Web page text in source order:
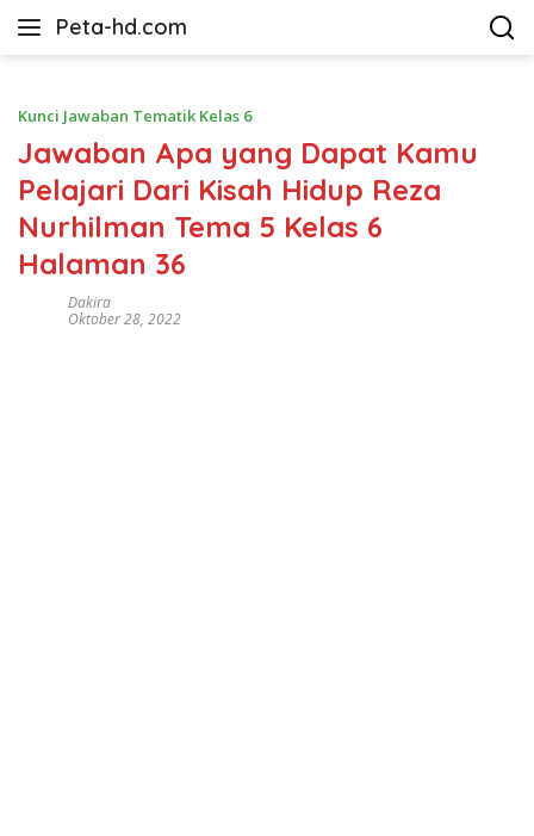
Peta-hd.com
Kumpulan
HD
Kunci Jawaban Tematik Kelas 6
Jawaban Apa yang Dapat Kamu
Pelajari Dari Kisah Hidup Reza
Nurhilman Tema 5 Kelas 6
Halaman 36
Dakira
Oktober 28, 2022